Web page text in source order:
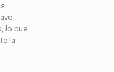
lo que
la